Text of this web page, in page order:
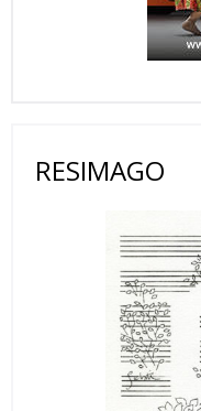
RESIMAGO